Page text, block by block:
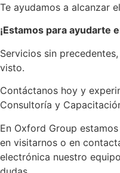
Te ayudamos a alcanzar
¡Estamos para ayudarte
Servicios sin
visto.
Contáctanos hoy y
Consultoría y
En Oxford Group
en visitarnos o en
electrónica nuestro